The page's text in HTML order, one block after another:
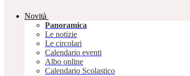
Novità
Panoramica
Le notizie
Le circolari
Calendario eventi
Albo online
Calendario Scolastico